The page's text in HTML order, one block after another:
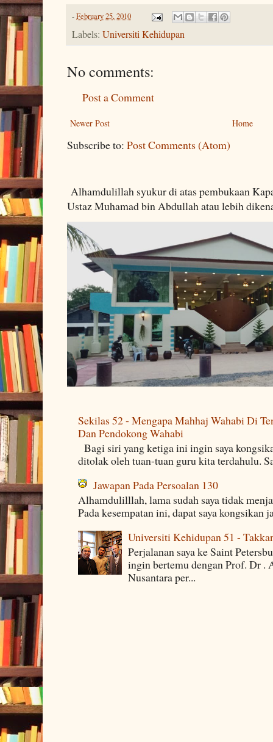
-February 25, 2010
Labels: Universiti Kehidupan
No comments:
Post a Comment
Newer Post Home
Subscribe to: Post Comments (Atom)
Alhamdulillah syukur di atas pembukaan
Ustaz Muhamad bin Abdullah atau lebih
Sekilas 52 - Mengapa Mahhaj Wahabi Di
Dan Pendokong Wahabi
Bagi siri yang ketiga ini ingin saya
ditolak oleh tuan-tuan guru kita terdahulu.
Jawapan Pada Persoalan 130
Alhamdulilllah, lama sudah saya tidak
Pada kesempatan ini, dapat saya kongsikan
Universiti Kehidupan 51 -
Perjalanan saya ke Saint
ingin bertemu dengan Prof. Dr
Nusantara per...